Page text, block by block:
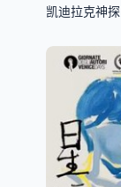
凯迪拉克神探